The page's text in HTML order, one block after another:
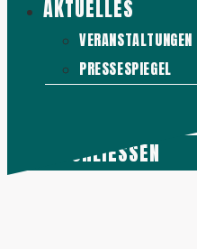
AKTUELLES
VERANSTALTUNGEN
PRESSESPIEGEL
SCHLIESSEN